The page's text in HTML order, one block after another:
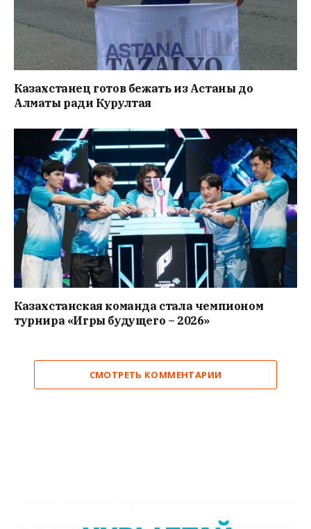
Казахстанец готов бежать из Астаны до
Алматы ради Курултая
Казахстанская команда стала чемпионом
турнира «Игры будущего – 2026»
СМОТРЕТЬ КОММЕНТАРИИ